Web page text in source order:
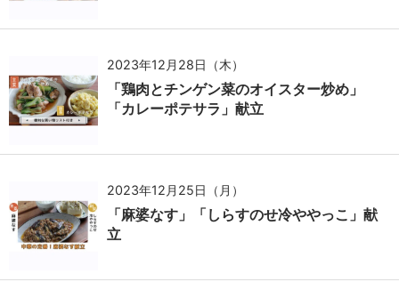
2023年12月28日（木）
「鶏肉とチンゲン菜のオイスター炒め」
「カレーポテサラ」献立
2023年12月25日（月）
「麻婆なす」「しらすのせ冷ややっこ」献
立